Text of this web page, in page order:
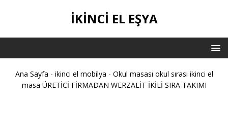
IKINCI EL EŞYA
Ana Sayfa - ikinci el mobilya - Okul masası okul sırası ikinci el
masa ÜRETİCİ FİRMADAN WERZALİT İKİLİ SIRA TAKIMI